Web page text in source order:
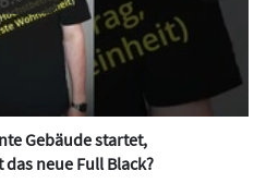
Gebäude startet,
neue Full Black?